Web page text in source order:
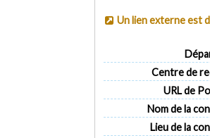
Un lien externe est
Centre de
URL de
Nom de la
Lieu de la